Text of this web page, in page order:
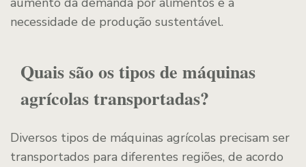
necessidade de produção sustentável.
Quais são os tipos de máquinas
agrícolas transportadas?
Diversos tipos de máquinas agrícolas precisam ser
transportados para diferentes regiões, de acordo